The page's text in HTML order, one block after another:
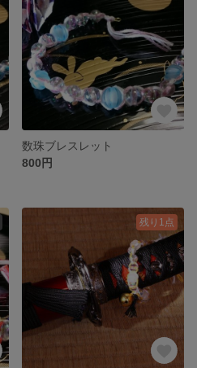
数珠ブレスレット
800円
残り1点